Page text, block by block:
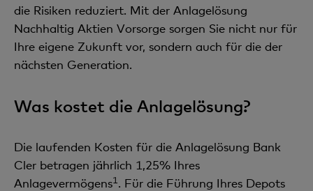
die Risiken reduziert. Mit der Anlagelösung
Nachhaltig Aktien Vorsorge sorgen Sie nicht nur für
Ihre eigene Zukunft vor, sondern auch für die der
nächsten Generation.
Was kostet die Anlagelösung?
Die laufenden Kosten für die Anlagelösung Bank
Cler betragen jährlich 1,25% Ihres
Anlagevermögens1 . Für die Führung Ihres Depots